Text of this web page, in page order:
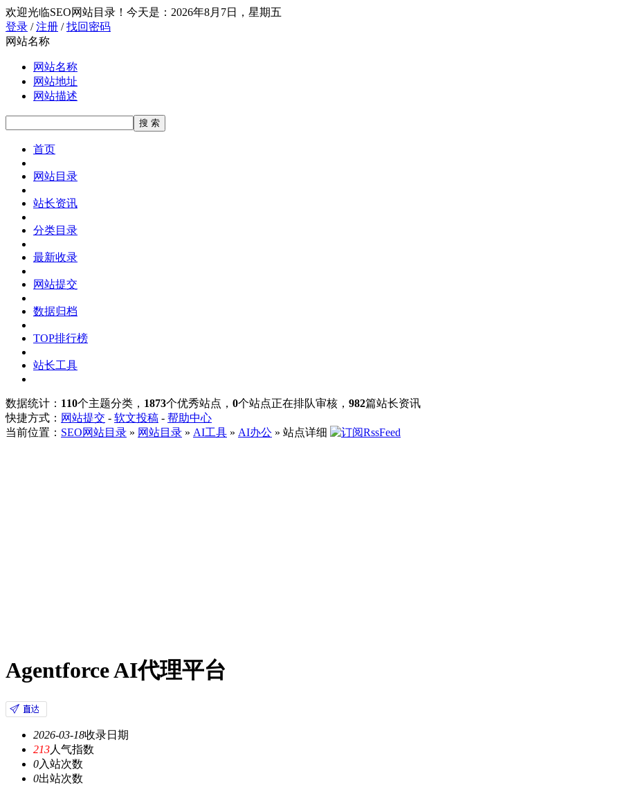
欢迎光临SEO网站目录！ 今天是：2026年8月7日，星期五
登录 /注册 /找回密码
网站名称
网站名称
网站地址
网站描述
首页
网站目录
站长资讯
分类目录
最新收录
网站提交
数据归档
TOP排行榜
站长工具
数据统计： 110个主题分类， 1873个优秀站点， 0个站点正在排队审核， 982篇站长资讯
快捷方式： 网站提交 - 软文投稿 - 帮助中心
当前位置： SEO网站目录 » 网站目录 » AI工具 » AI办公 » 站点详细
Agentforce AI代理平台
2026-03-18收录日期
213人气指数
0入站次数
0出站次数